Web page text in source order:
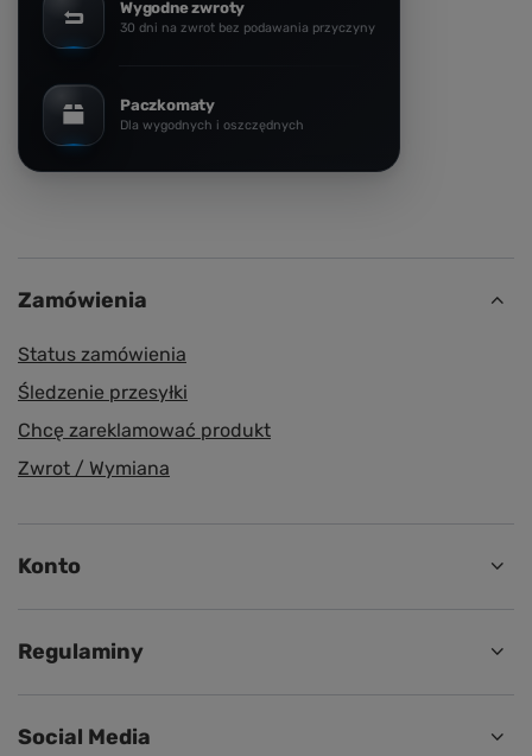
Wygodne zwroty
30 dni na zwrot bez podawania przyczyny
Paczkomaty
Dla wygodnych i oszczędnych
Zamówienia
Status zamówienia
Śledzenie przesyłki
Chcę zareklamować produkt
Zwrot / Wymiana
Konto
Regulaminy
Social Media